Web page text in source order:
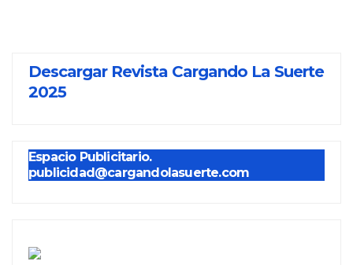
Descargar Revista Cargando La Suerte
2025
Espacio Publicitario.
publicidad@cargandolasuerte.com